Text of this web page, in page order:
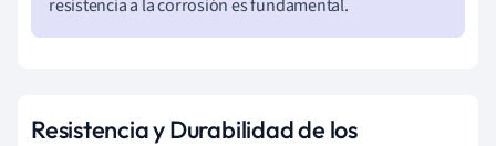
resistencia a la corrosión es fundamental.
Resistencia y Durabilidad de los